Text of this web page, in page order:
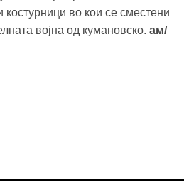
костурници во кои се сместени
војна од кумановско. ам/